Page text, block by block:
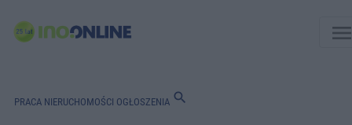
PRACA NIERUCHOMOŚCI OGŁOSZENIA search